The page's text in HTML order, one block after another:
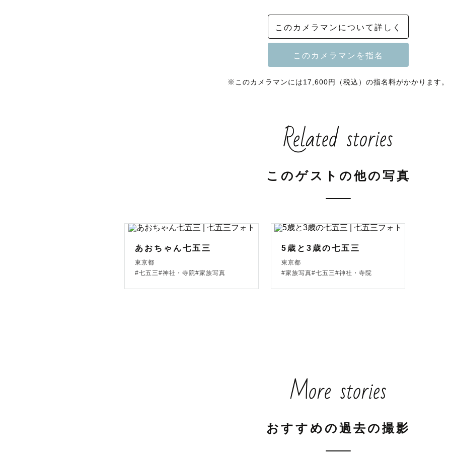
これまでたくさんのご家族から
「いつもは撮れないのに、笑ってくれた」
というお声をいただいています。
無理にポーズを作るのではなく、
るアルバムをお作りしています。
その日の音や笑い声、気持ちまで思い出せるような「未来へのギ
⸻
このカメラマンについて詳しく
※このカメラマンには17,600円（税込）の指名料がかかります。
Related stories
このゲストの他の写真
あおちゃん七五三
東京都
#七五三#神社・寺院#家族写真
5歳と3歳の七五三
東京都
#家族写真#七五三#神社・寺院
More stories
おすすめの過去の撮影